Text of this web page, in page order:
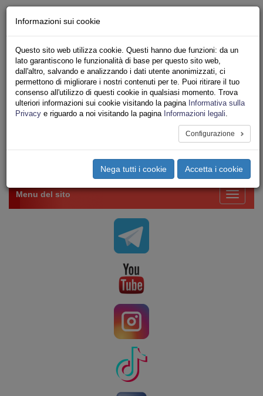
Iscriviti Online
Ricerca
Area Stampa
Privacy
VV.F.
UNIONE SINDACALE DI BASE SETTORE VIGILI
Toggle
Menu del sito
Informazioni sui cookie
Questo sito web utilizza cookie. Questi hanno due funzioni: da un
lato garantiscono le funzionalità di base per questo sito web,
dall'altro, salvando e analizzando i dati utente anonimizzati, ci
permettono di migliorare i nostri contenuti per te. Puoi ritirare il tuo
consenso all'utilizzo di questi cookie in qualsiasi momento. Trova
ulteriori informazioni sui cookie visitando la pagina Informativa sulla
Privacy e riguardo a noi visitando la pagina Informazioni legali.
Configurazione
Nega tutti i cookie Accetta i cookie